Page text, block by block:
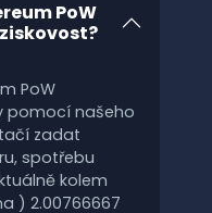
PoW
PoW
pomocí našeho
zadat
spotřebu
kolem
) 2.00766667